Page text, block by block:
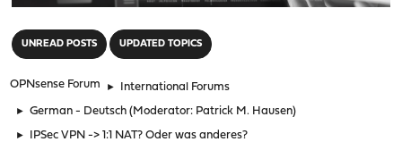
UNREAD POSTS UPDATED TOPICS
OPNsense Forum ► International Forums
► German - Deutsch (Moderator: Patrick M. Hausen)
► IPSec VPN -> 1:1 NAT? Oder was anderes?